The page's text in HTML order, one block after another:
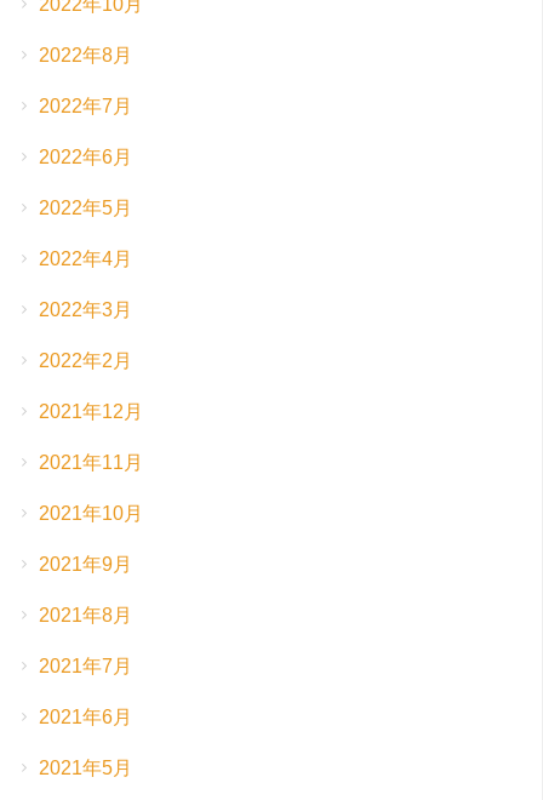
2022年10月
2022年8月
2022年7月
2022年6月
2022年5月
2022年4月
2022年3月
2022年2月
2021年12月
2021年11月
2021年10月
2021年9月
2021年8月
2021年7月
2021年6月
2021年5月